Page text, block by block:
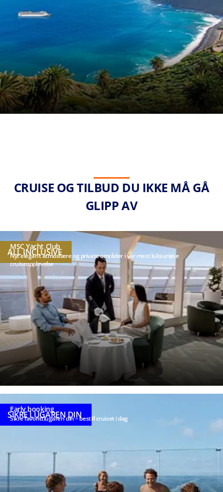
CRUISE OG TILBUD DU IKKE MÅ GÅ
GLIPP AV
ALL INCLUSIVE
MSC Yacht Club
Nyt elegant atmosfære og private områder i vår mest luksuriøse
cruiseopplevelse
SIKRE LUGAREN DIN
Early booking
Sikre favorittlugaren din – bestill cruiset i dag